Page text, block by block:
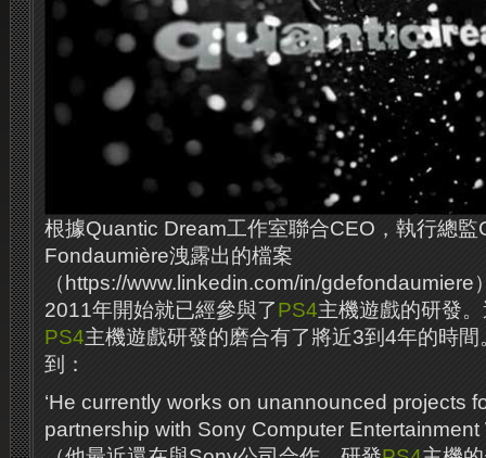
根據Quantic Dream工作室聯合CEO，執行總監
Fondaumière洩露出的檔案
（https://www.linkedin.com/in/gdefondaumiere
2011年開始就已經參與了PS4主機遊戲的研發
PS4主機遊戲研發的磨合有了將近3到4年的時
到：
‘He currently works on unannounced projects
partnership with Sony Computer Entertainment